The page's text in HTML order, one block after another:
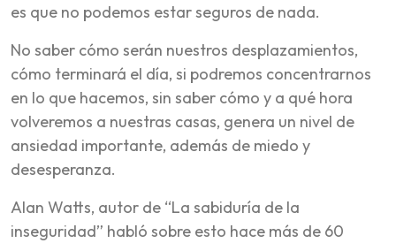
es que no podemos estar seguros de nada.
No saber cómo serán nuestros desplazamientos,
cómo terminará el día, si podremos concentrarnos
en lo que hacemos, sin saber cómo y a qué hora
volveremos a nuestras casas, genera un nivel de
ansiedad importante, además de miedo y
desesperanza.
Alan Watts, autor de “La sabiduría de la
inseguridad” habló sobre esto hace más de 60